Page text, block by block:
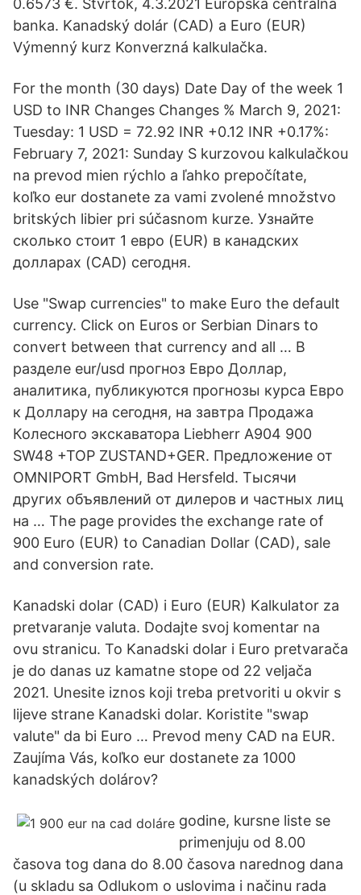
0.6573 €. Štvrtok, 4.3.2021 Európska centrálna
banka. Kanadský dolár (CAD) a Euro (EUR)
Výmenný kurz Konverzná kalkulačka.
For the month (30 days) Date Day of the week 1
USD to INR Changes Changes % March 9, 2021:
Tuesday: 1 USD = 72.92 INR +0.12 INR +0.17%:
February 7, 2021: Sunday S kurzovou kalkulačkou
na prevod mien rýchlo a ľahko prepočítate,
koľko eur dostanete za vami zvolené množstvo
britských libier pri súčasnom kurze. Узнайте
сколько стоит 1 евро (EUR) в канадских
долларах (CAD) сегодня.
Use "Swap currencies" to make Euro the default
currency. Click on Euros or Serbian Dinars to
convert between that currency and all … В
разделе eur/usd прогноз Евро Доллар,
аналитика, публикуются прогнозы курса Евро
к Доллару на сегодня, на завтра Продажа
Колесного экскаватора Liebherr A904 900
SW48 +TOP ZUSTAND+GER. Предложение от
OMNIPORT GmbH, Bad Hersfeld. Тысячи
других объявлений от дилеров и частных лиц
на … The page provides the exchange rate of
900 Euro (EUR) to Canadian Dollar (CAD), sale
and conversion rate.
Kanadski dolar (CAD) i Euro (EUR) Kalkulator za
pretvaranje valuta. Dodajte svoj komentar na
ovu stranicu. To Kanadski dolar i Euro pretvarača
je do danas uz kamatne stope od 22 veljača
2021. Unesite iznos koji treba pretvoriti u okvir s
lijeve strane Kanadski dolar. Koristite "swap
valute" da bi Euro … Prevod meny CAD na EUR.
Zaujíma Vás, koľko eur dostanete za 1000
kanadských dolárov?
godine, kursne liste se
primenjuju od 8.00
časova tog dana do 8.00 časova narednog dana
(u skladu sa Odlukom o uslovima i načinu rada